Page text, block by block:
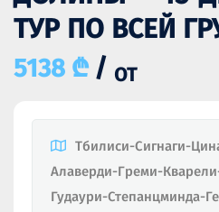
ТУР ПО ВСЕЙ
5138 ₾ / ОТ
Тбилиси-Сигнаги-
Алаверди-Греми-
Гудаури-Степанцминда-